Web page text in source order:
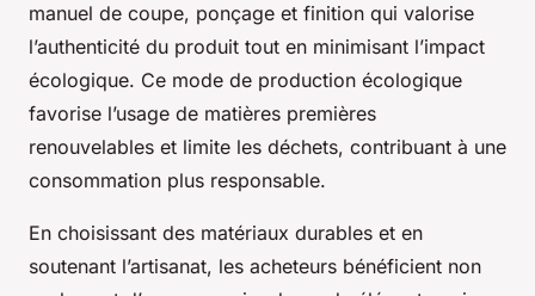
manuel de coupe, ponçage et finition qui valorise
l’authenticité du produit tout en minimisant l’impact
écologique. Ce mode de production écologique
favorise l’usage de matières premières
renouvelables et limite les déchets, contribuant à une
consommation plus responsable.
En choisissant des matériaux durables et en
soutenant l’artisanat, les acheteurs bénéficient non